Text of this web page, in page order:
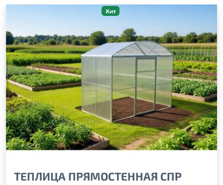
Хит
ТЕПЛИЦА ПРЯМОСТЕННАЯ СПР